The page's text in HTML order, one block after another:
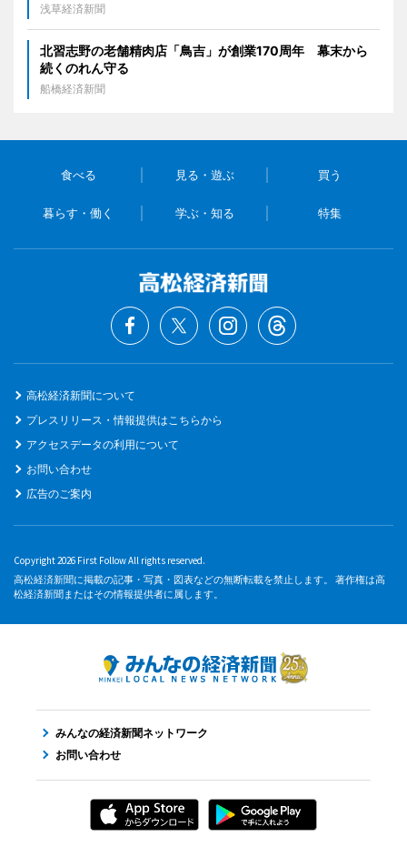
浅草経済新聞
北習志野の老舗精肉店「鳥吉」が創業170周年 幕末から
続くのれん守る
船橋経済新聞
食べる 見る・遊ぶ 買う
暮らす・働く 学ぶ・知る 特集
高松経済新聞について
プレスリリース・情報提供はこちらから
アクセスデータの利用について
お問い合わせ
広告のご案内
Copyright 2026 First Follow All rights reserved.
高松経済新聞に掲載の記事・写真・図表などの無断転載を禁止します。 著作権は高
松経済新聞またはその情報提供者に属します。
みんなの経済新聞ネットワーク
お問い合わせ